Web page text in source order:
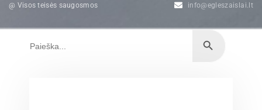
@ Visos teisės saugosmos info@egleszaislai.lt